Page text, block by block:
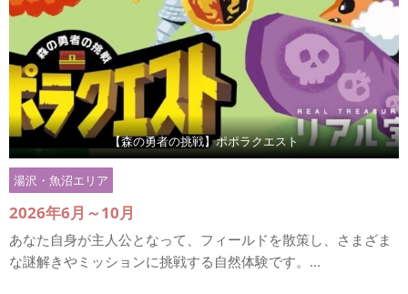
【森の勇者の挑戦】ポポラクエスト
湯沢・魚沼エリア
2026年6月～10月
あなた自身が主人公となって、フィールドを散策し、さまざま
な謎解きやミッションに挑戦する自然体験です。...